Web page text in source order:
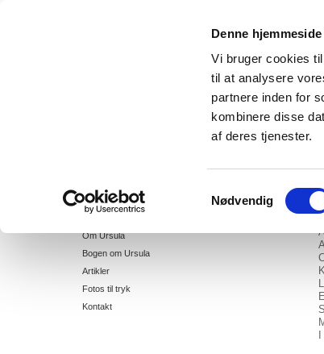
Denne
Vi bruger cookies
til at analysere
partnere inden for
kombinere disse
af deres tjenester.
Nødvendig
URSULA MUNCH-PETERSEN
Udstillinger
Om Ursula
Bogen om Ursula
Artikler
Fotos til tryk
Kontakt